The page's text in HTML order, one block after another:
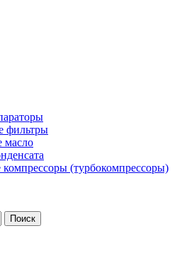
фильтры
масло
(турбокомпрессоры)
Поиск